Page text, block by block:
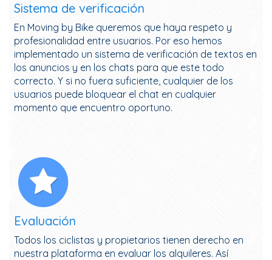
Sistema de verificación
En Moving by Bike queremos que haya respeto y
profesionalidad entre usuarios. Por eso hemos
implementado un sistema de verificación de textos en
los anuncios y en los chats para que este todo
correcto. Y si no fuera suficiente, cualquier de los
usuarios puede bloquear el chat en cualquier
momento que encuentro oportuno.
Evaluación
Todos los ciclistas y propietarios tienen derecho en
nuestra plataforma en evaluar los alquileres. Así